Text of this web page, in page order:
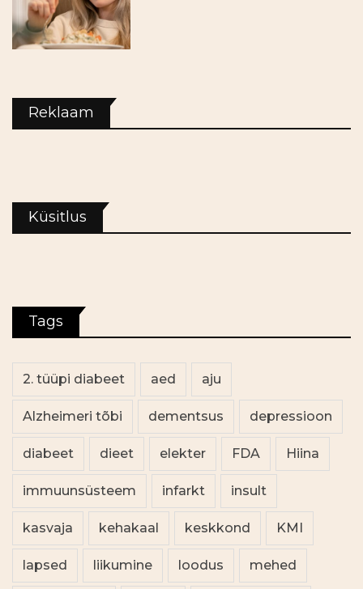
Reklaam
Küsitlus
Tags
2. tüüpi diabeet aed aju
Alzheimeri tõbi dementsus depressioon
diabeet dieet elekter FDA Hiina
immuunsüsteem infarkt insult
kasvaja kehakaal keskkond KMI
lapsed liikumine loodus mehed